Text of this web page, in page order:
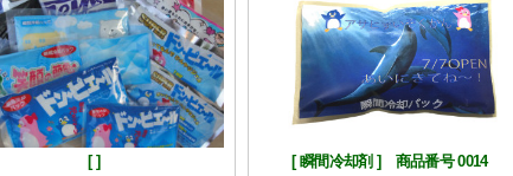
[] [瞬間冷却剤 ] 商品番号 0014